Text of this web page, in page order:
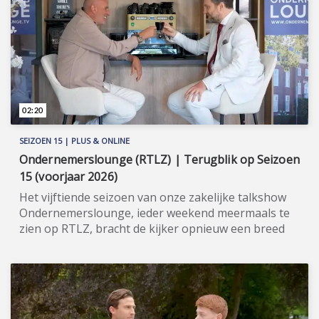
mogelijkheden. Meer informatie:
www.campergallery.nl
(https://www.campergallery.nl).
SEIZOEN 15 | PLUS & ONLINE
Ondernemerslounge (RTLZ) | Terugblik op Seizoen
15 (voorjaar 2026)
Het vijftiende seizoen van onze zakelijke talkshow
Ondernemerslounge, ieder weekend meermaals te
zien op RTLZ, bracht de kijker opnieuw een breed
gebied van ondernemerschap, investeren en
genieten van het leven. Onze studio in het koetshuis
van Kasteel Hoekelum werd hierbij zoals altijd
ingericht met het statige meubilair van Jan Frantzen.
02:20